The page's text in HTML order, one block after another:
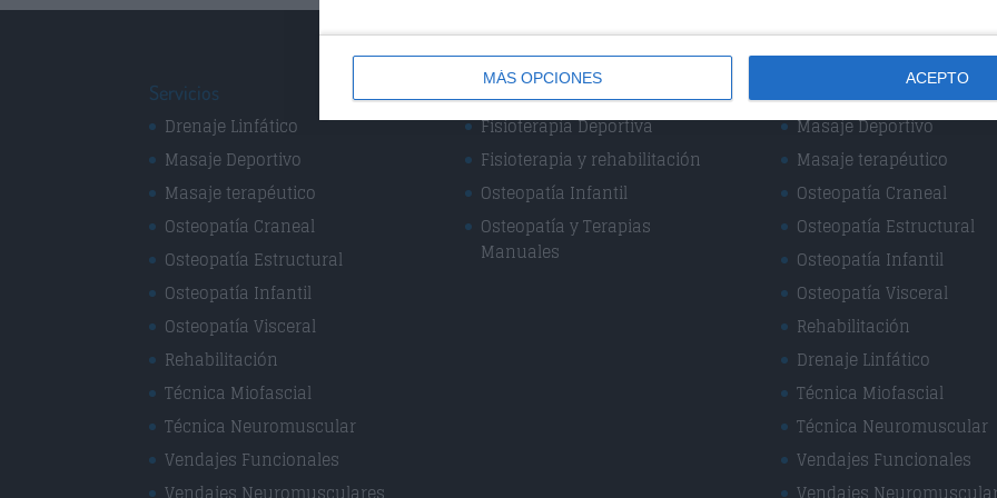
MÁS OPCIONES ACEPTO
Servicios
Drenaje Linfático
Masaje Deportivo
Masaje terapéutico
Osteopatía Craneal
Osteopatía Estructural
Osteopatía Infantil
Osteopatía Visceral
Rehabilitación
Técnica Miofascial
Técnica Neuromuscular
Vendajes Funcionales
Especialidades
Fisioterapia Deportiva
Fisioterapia y rehabilitación
Osteopatía Infantil
Osteopatía y Terapias
Manuales
Masaje Deportivo
Masaje terapéutico
Osteopatía Craneal
Osteopatía Estructural
Osteopatía Infantil
Osteopatía Visceral
Rehabilitación
Drenaje Linfático
Técnica Miofascial
Técnica Neuromuscular
Vendajes Funcionales